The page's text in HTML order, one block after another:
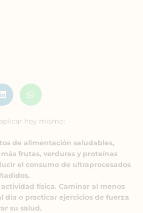
hoy mismo:
de alimentación saludables,
frutas, verduras y proteínas
el consumo de ultraprocesados
física. Caminar al menos
día o practicar ejercicios de fuerza
su salud.